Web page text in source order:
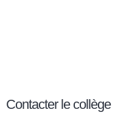
Contacter le collège